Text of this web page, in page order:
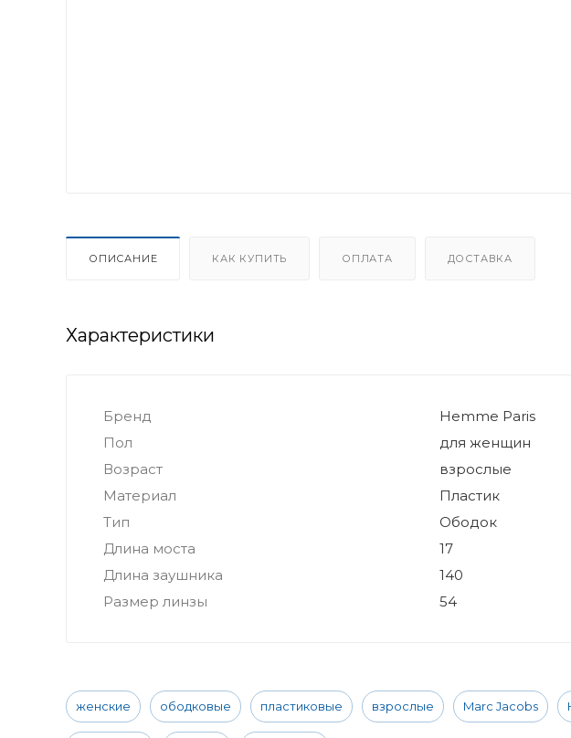
ОПИСАНИЕ КАК КУПИТЬ ОПЛАТА ДОСТАВКА
Характеристики
Бренд
Hemme Paris
Пол
для женщин
Возраст
взрослые
Материал
Пластик
Тип
Ободок
Длина моста
17
Длина заушника
140
Размер линзы
54
женские ободковые пластиковые взрослые Marc Jacobs